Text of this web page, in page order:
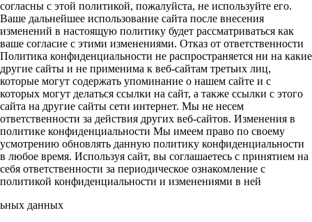
согласны с этой политикой, пожалуйста, не используйте его.
Ваше дальнейшее использование сайта после внесения
изменений в настоящую политику будет рассматриваться как
ваше согласие с этими изменениями. Отказ от ответственности
Политика конфиденциальности не распространяется ни на какие
другие сайты и не применима к веб-сайтам третьих лиц,
которые могут содержать упоминание о нашем сайте и с
которых могут делаться ссылки на сайт, а также ссылки с этого
сайта на другие сайты сети интернет. Мы не несем
ответственности за действия других веб-сайтов. Изменения в
политике конфиденциальности Мы имеем право по своему
усмотрению обновлять данную политику конфиденциальности
в любое время. Используя сайт, вы соглашаетесь с принятием на
себя ответственности за периодическое ознакомление с
политикой конфиденциальности и изменениями в ней
данных